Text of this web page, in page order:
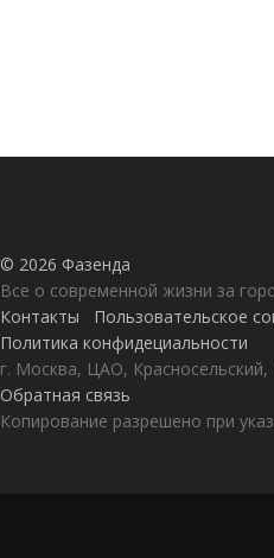
© 2026 Фазенда
Все о современной жизни за
Контакты
Пользовательское
Политика конфидециальности
г. Москва, ЦАО,
Обратная связь
Копирование разрешено при